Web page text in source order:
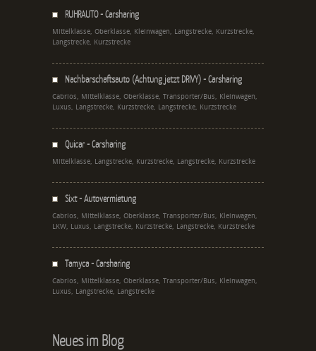
RUHRAUTO - Carsharing
Mittelklasse, Oberklasse, Kleinwagen, Langstrecke, Kurzstrecke,
Langstrecke, Kurzstrecke
Nachbarschaftsauto (Achtung jetzt DRIVY) - Carsharing
Cabrios, Mittelklasse, Oberklasse, Transporter/Bus, Kleinwagen,
Luxus, Langstrecke, Kurzstrecke, Langstrecke, Kurzstrecke
Quicar - Carsharing
Mittelklasse, Langstrecke, Kurzstrecke, Langstrecke, Kurzstrecke
Sixt - Autovermietung
Cabrios, Mittelklasse, Oberklasse, Transporter/Bus, Kleinwagen,
LKW, Luxus, Langstrecke, Kurzstrecke, Langstrecke, Kurzstrecke
Tamyca - Carsharing
Cabrios, Mittelklasse, Oberklasse, Transporter/Bus, Kleinwagen,
Luxus, Langstrecke, Langstrecke
Neues im Blog